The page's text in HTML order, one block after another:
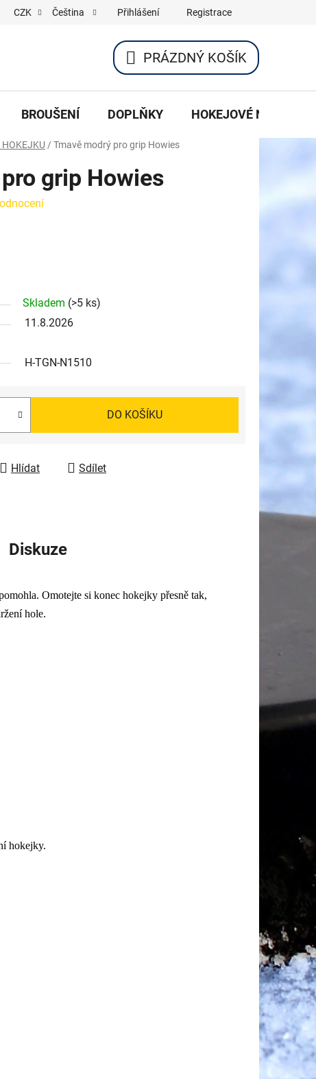
CZK Čeština Přihlášení Registrace
NÁKUPNÍ
KOŠÍK
PRÁZDNÝ KOŠÍK
BROUŠENÍ DOPLŇKY HOKEJOVÉ NOŽE
HOKEJKU / Tmavě modrý pro grip Howies
grip Howies
Skladem (>5 ks)
11.8.2026
H-TGN-N1510
DO KOŠÍKU
Hlídat Sdílet
Diskuze
Omotejte si konec hokejky přesně tak,
hole.
hokejky.